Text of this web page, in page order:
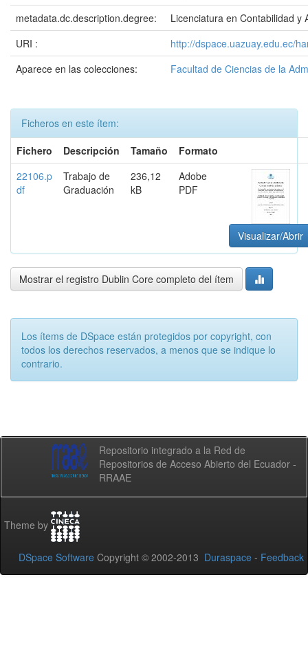
metadata.dc.description.degree:
Licenciatura en Contabilidad y
URI :
http://dspace.uazuay.edu.ec/
Aparece en las colecciones:
Facultad de Ciencias de la
Ficheros en este ítem:
Fichero
Descripción Tamaño
Formato
22106.p
df
Trabajo de
Graduación
236,12
kB
Adobe
PDF
Visualizar/Abrir
Mostrar el registro Dublin Core completo del ítem
Los ítems de DSpace están protegidos por copyright, con
todos los derechos reservados, a menos que se indique lo
contrario.
Repositorio integrado a la Red de
Repositorios de Acceso Abierto del Ecuador -
RRAAE
Theme by
DSpace Software Copyright © 2002-2013 Duraspace - Feedback